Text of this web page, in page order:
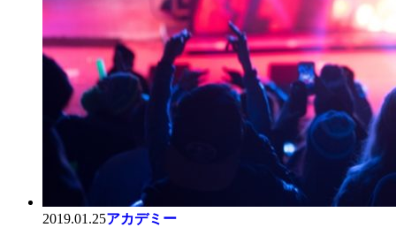
2019.01.25アカデミー